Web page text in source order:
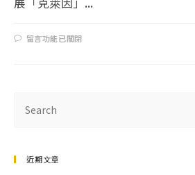
留言功能已關閉
近期文章